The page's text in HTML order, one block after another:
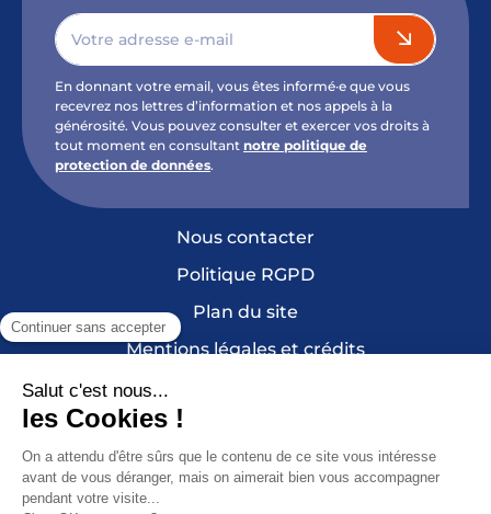
En donnant votre email, vous êtes informé·e que vous
recevrez nos lettres d’information et nos appels à la
générosité. Vous pouvez consulter et exercer vos droits à
tout moment en consultant notre politique de
protection de données.
Nous contacter
Politique RGPD
Plan du site
Mentions légales et crédits